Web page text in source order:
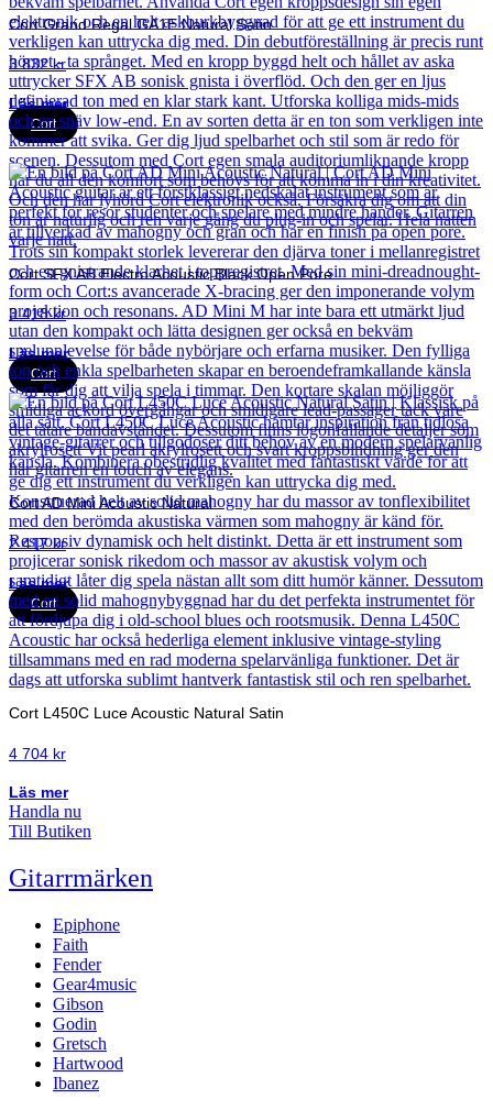
Cort Grand Regal GA1E Natural Satin
3 832kr
Läs mer
Cort
Cort SFX AB Electro Acoustic Black Open Pore
3 418kr
Läs mer
Cort
Cort AD Mini Acoustic Natural
2 417kr
Läs mer
Cort
Cort L450C Luce Acoustic Natural Satin
4 704 kr
Läs mer
Handla nu
Till Butiken
Gitarrmärken
Epiphone
Faith
Fender
Gear4music
Gibson
Godin
Gretsch
Hartwood
Ibanez